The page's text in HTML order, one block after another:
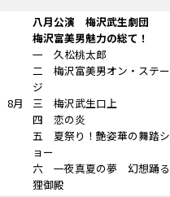
8月
八月公演 梅沢武生劇団
梅沢富美男魅力の総て！
一 久松桃太郎
二 梅沢富美男オン・ステー
ジ
三 梅沢武生口上
四 恋の炎
五 夏祭り！艶姿華の舞踏シ
ョー
六 一夜真夏の夢 幻想踊る
狸御殿